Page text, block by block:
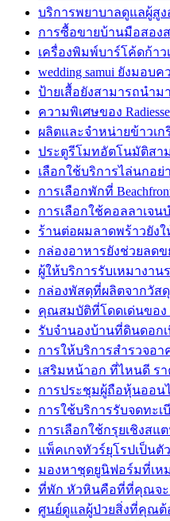
บริการพยาบาลดูแลผู้สูง
การซื้อขายบ้านมือสอง
เครื่องพิมพ์บาร์โค้ดก้า
wedding samui ยังมอบ
ป้ายเสื้อยังสามารถนำม
ความพิเศษของ
ผลิตและจำหน่ายข้าวเ
ประตูรีโมทอัตโนมัติสา
เลือกใช้บริการไล่นกอย่
การเลือกพักที่
การเลือกใช้คอลลาเจ
ร้านต่อผมลาดพร้าวยัง
กล่องอาหารยังช่วยลด
ผู้ให้บริการรับเหมางา
กล่องพัสดุที่ผลิตจากวัสดุ
คุณสมบัติที่โดดเด่นของ
รับจำนองบ้านที่ดินดอก
การให้บริการสำรวจอ
เสริมหน้าอก ที่ไหนดี ร
การประชุมผู้ถือหุ้นออน
การใช้บริการรับจดทะเ
การเลือกใช้กรุยเชิงสแ
แพ็คเกจทัวร์ยุโรปเป็น
มองหาชุดยูนิฟอร์มที่เห
ที่พัก หัวหินคือที่ที่คุณจะ
ศูนย์ดูแลผู้ป่วยสิ่งที่คุณ